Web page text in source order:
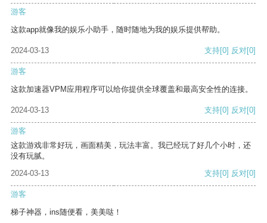
游客
这款app就像我的娱乐小助手，随时随地为我的娱乐提供帮助。
2024-03-13 支持[0] 反对[0]
游客
这款加速器VPM应用程序可以给你提供全球覆盖和最高安全性的连接。
2024-03-13 支持[0] 反对[0]
游客
这款游戏非常好玩，画面精美，玩法丰富。我已经玩了好几个小时，还
没有玩腻。
2024-03-13
支持[0] 反对[0]
游客
梯子神器，ins随便看，美美哒！